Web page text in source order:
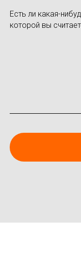
Есть ли какая-
которой вы